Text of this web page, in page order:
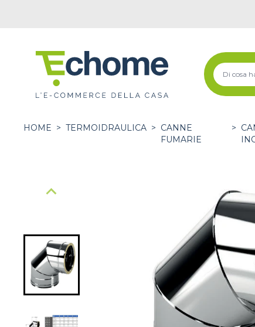
HOME > TERMOIDRAULICA > CANNE
FUMARIE
>